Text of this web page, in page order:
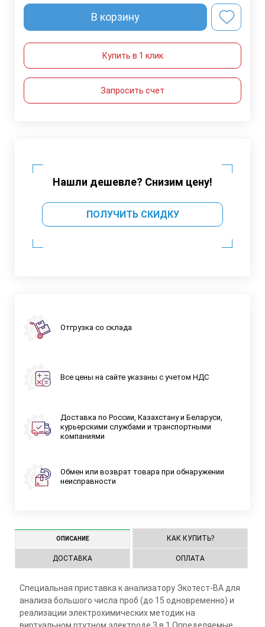
В корзину
Купить в 1 клик
Запросить счет
Нашли дешевле? Снизим цену!
ПОЛУЧИТЬ СКИДКУ
Отгрузка со склада
Все цены на сайте указаны с учетом НДС
Доставка по России, Казахстану и Беларуси,
курьерскими службами и транспортными
компаниями
Обмен или возврат товара при обнаружении
неисправности
ОПИСАНИЕ КАК КУПИТЬ?
ДОСТАВКА ОПЛАТА
Специальная приставка к анализатору Экотест-ВА для
анализа большого числа проб (до 15 одновременно) и
реализации электрохимических методик на